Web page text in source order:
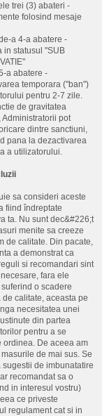
trei (3) abateri -
folosind mesaje
a 4-a abatere -
in statusul "SUB
a abatere -
temporara ("ban")
pentru 2-7 zile.
de gravitatea
Administratorii pot
dintre sanctiuni,
pana la dezactivarea
a utilizatorului.
sa consideri aceste
fiind îndreptate
ta. Nu sunt dec&#226;t
menite sa creeze
de calitate. Din pacate,
a demonstrat ca
si recomandari sint
fara ele
o scadere
de calitate, aceasta pe
necesitatea unei
din partea
pentru a se
ordinea. De aceea am
de mai sus. Se
sugestii de imbunatatire
recomandat sa o
in interesul vostru)
ce priveste
regulament cat si in